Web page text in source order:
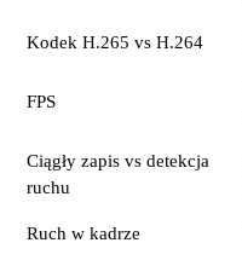
Kodek H.265 vs H.264
FPS
Ciągły zapis vs detekcja
ruchu
Ruch w kadrze